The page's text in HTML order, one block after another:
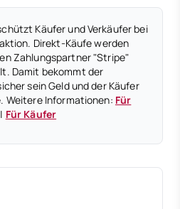
Käufer und Verkäufer bei
Direkt-Käufe werden
Zahlungspartner "Stripe"
Damit bekommt der
sein Geld und der Käufer
Weitere Informationen: Für
| Für Käufer